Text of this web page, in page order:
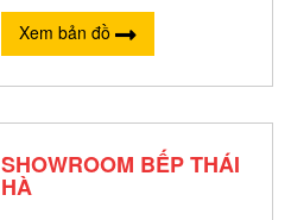
Xem bản đồ
SHOWROOM BẾP THÁI
HÀ